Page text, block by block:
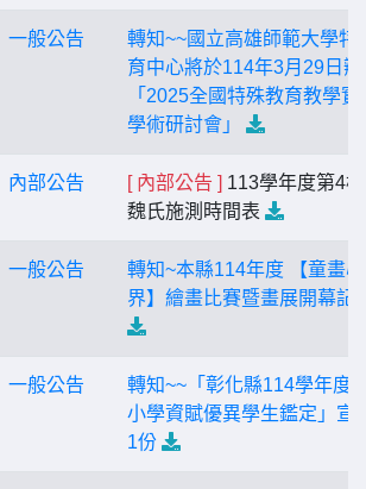
一般公告
轉知~~國立高雄師範大學特
育中心將於114年3月29日辦
「2025全國特殊教育教學實
學術研討會」
內部公告 [ 內部公告 ] 113學年度第4
魏氏施測時間表
一般公告
轉知~本縣114年度 【童畫
界】繪畫比賽暨畫展開幕記
一般公告
轉知~~「彰化縣114學年度
小學資賦優異學生鑑定」宣
1份